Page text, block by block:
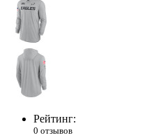
Рейтинг:
0 отзывов